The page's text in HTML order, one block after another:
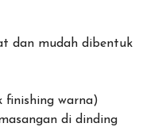
dan mudah dibentuk
finishing warna)
di dinding